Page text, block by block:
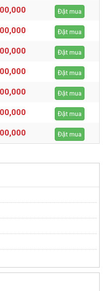
Đặt mua
Đặt mua
Đặt mua
Đặt mua
Đặt mua
Đặt mua
Đặt mua